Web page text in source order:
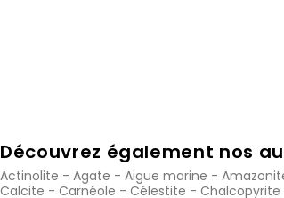
Découvrez également nos
Actinolite - Agate - Aigue marine -
Calcite - Carnéole - Célestite - Chalcopyrite